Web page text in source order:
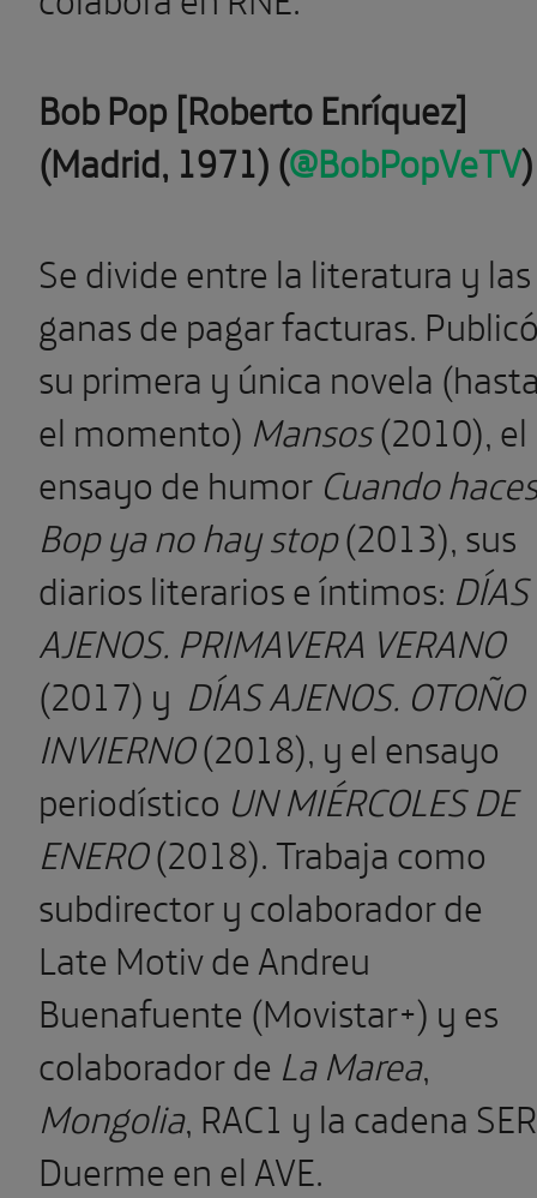
Bob Pop [Roberto Enríquez]
(Madrid, 1971) (@BobPopVeTV)
Se divide entre la literatura y las
ganas de pagar facturas.
su primera y única novela
el momento) Mansos(2010), el
ensayo de humor Cuando haces
Bop ya no hay stop(2013), sus
diarios literarios e íntimos: DÍAS
AJENOS. PRIMAVERA VERANO
(2017) y DÍAS AJENOS. OTOÑO
INVIERNO(2018), y el ensayo
periodístico UN MIÉRCOLES DE
ENERO(2018). Trabaja como
subdirector y colaborador de
Late Motiv de Andreu
Buenafuente (Movistar+) y es
colaborador de La Marea,
Mongolia, RAC1 y la cadena
Duerme en el AVE.